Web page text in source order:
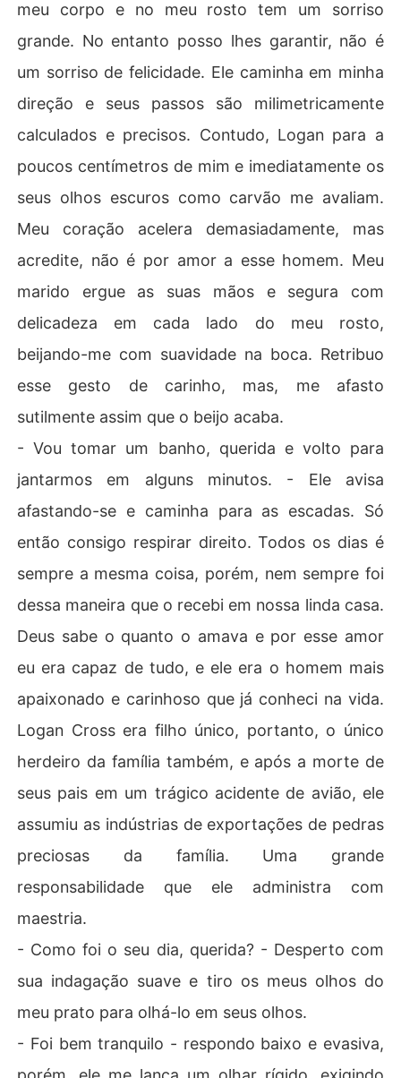
meu corpo e no meu rosto tem um sorriso
grande. No entanto posso lhes garantir, não é
um sorriso de felicidade. Ele caminha em minha
direção e seus passos são milimetricamente
calculados e precisos. Contudo, Logan para a
poucos centímetros de mim e imediatamente os
seus olhos escuros como carvão me avaliam.
Meu coração acelera demasiadamente, mas
acredite, não é por amor a esse homem. Meu
marido ergue as suas mãos e segura com
delicadeza em cada lado do meu rosto,
beijando-me com suavidade na boca. Retribuo
esse gesto de carinho, mas, me afasto
sutilmente assim que o beijo acaba.
- Vou tomar um banho, querida e volto para
jantarmos em alguns minutos. - Ele avisa
afastando-se e caminha para as escadas. Só
então consigo respirar direito. Todos os dias é
sempre a mesma coisa, porém, nem sempre foi
dessa maneira que o recebi em nossa linda casa.
Deus sabe o quanto o amava e por esse amor
eu era capaz de tudo, e ele era o homem mais
apaixonado e carinhoso que já conheci na vida.
Logan Cross era filho único, portanto, o único
herdeiro da família também, e após a morte de
seus pais em um trágico acidente de avião, ele
assumiu as indústrias de exportações de pedras
preciosas da família. Uma grande
responsabilidade que ele administra com
maestria.
- Como foi o seu dia, querida? - Desperto com
sua indagação suave e tiro os meus olhos do
meu prato para olhá-lo em seus olhos.
- Foi bem tranquilo - respondo baixo e evasiva,